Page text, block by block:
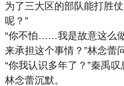
为了三大区的部队能打胜
呢？”
“你不怕……我是故意这么
来承担这个事情？”林念蕾
“你我认识多年了？”秦禹叹
林念蕾沉默。